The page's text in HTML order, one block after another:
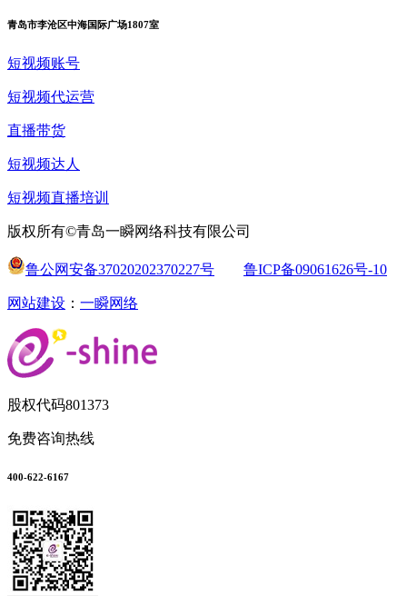
青岛市李沧区中海国际广场1807室
短视频账号
短视频代运营
直播带货
短视频达人
短视频直播培训
版权所有©青岛一瞬网络科技有限公司
鲁公网安备37020202370227号 鲁ICP备09061626号-10
网站建设 ： 一瞬网络
股权代码801373
免费咨询热线
400-622-6167